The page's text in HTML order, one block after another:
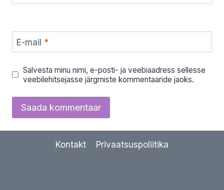
E-mail *
Salvesta minu nimi, e-posti- ja veebiaadress sellesse
veebilehitsejasse järgmiste kommentaaride jaoks.
Kontakt Privaatsuspoliitika